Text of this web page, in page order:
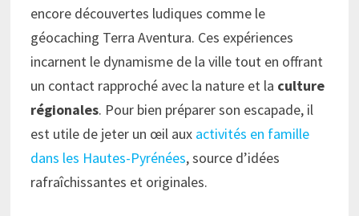
encore découvertes ludiques comme le
géocaching Terra Aventura. Ces expériences
incarnent le dynamisme de la ville tout en offrant
un contact rapproché avec la nature et la culture
régionales. Pour bien préparer son escapade, il
est utile de jeter un œil aux activités en famille
dans les Hautes-Pyrénées, source d’idées
rafraîchissantes et originales.